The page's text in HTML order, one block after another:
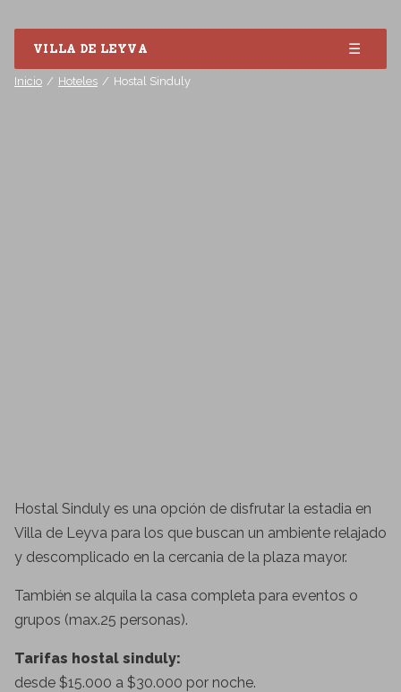
VILLA DE LEYVA ☰
Inicio Hoteles Hostal Sinduly
Hostal Sinduly es una opción de disfrutar la estadia en
Villa de Leyva para los que buscan un ambiente relajado
y descomplicado en la cercania de la plaza mayor.
También se alquila la casa completa para eventos o
grupos (max.25 personas).
Tarifas hostal sinduly:
desde $15.000 a $30.000 por noche.